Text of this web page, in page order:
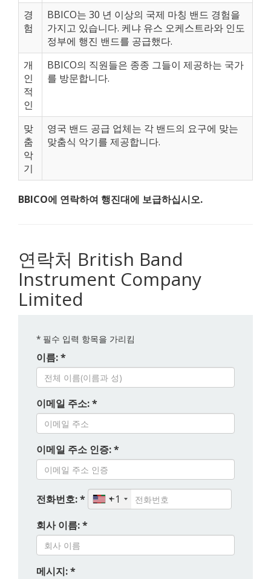
경
험
BBICO는 30 년 이상의 국제 마칭 밴드 경험을
가지고 있습니다. 케냐 유스 오케스트라와 인도
정부에 행진 밴드를 공급했다.
개
인
적
인
BBICO의 직원들은 종종 그들이 제공하는 국가
를 방문합니다.
맞
춤
악
기
영국 밴드 공급 업체는 각 밴드의 요구에 맞는
맞춤식 악기를 제공합니다.
BBICO에 연락하여 행진대에 보급하십시오.
연락처 British Band
Instrument Company
Limited
* 필수 입력 항목을 가리킴
이름: *
이메일 주소: *
이메일 주소 인증: *
전화번호: *
+1
회사 이름: *
메시지: *